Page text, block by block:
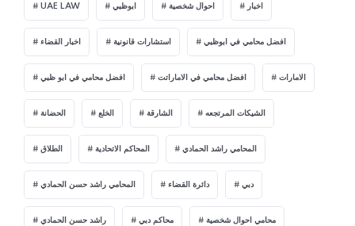
UAE LAW ابوظبي احوال شخصية اخبار
اخبار القضاء استشارات قانونية افضل محامي في ابوظبي
افضل محامي في ابو ظبي افضل محامي في الاماراتت الامارات
الحضانة الخلع الشارقة الشيكات المرتجعه
الطلاق المحاكم الاتحادية المحامي راشد الحمادي
المحامي راشد حسن الحمادي دائرة القضاء دبي
راشد حسن الحمادي محاكم دبي محامي احوال شخصية